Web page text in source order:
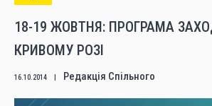
18-19 ЖОВТНЯ: ПРОГРАМА
КРИВОМУ РОЗІ
16.10.2014 Редакція Спільного